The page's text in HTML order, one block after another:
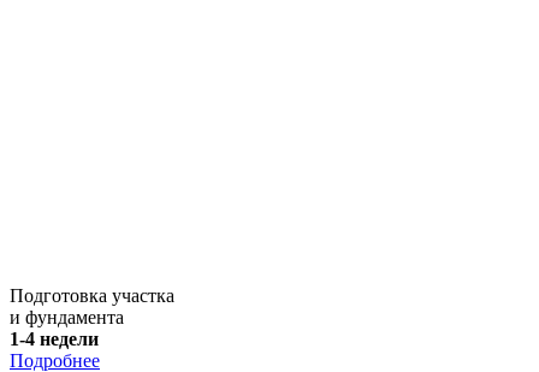
Подготовка участка
и фундамента
1-4 недели
Подробнее